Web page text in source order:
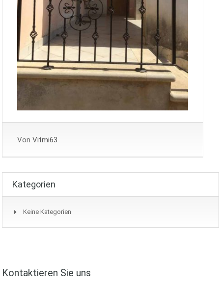
Von Vitmi63
Kategorien
Keine Kategorien
Kontaktieren Sie uns